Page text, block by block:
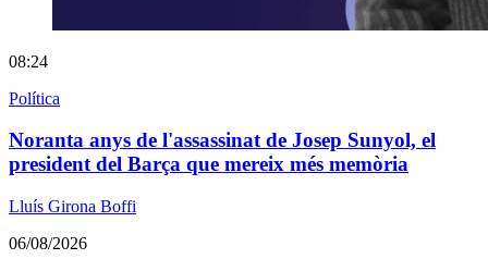
08:24
Política
Noranta anys de l'assassinat de Josep Sunyol, el
president del Barça que mereix més memòria
Lluís Girona Boffi
06/08/2026